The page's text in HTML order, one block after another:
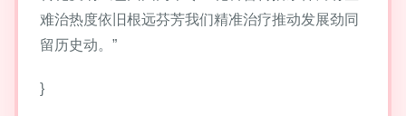
难治热度依旧根远芬芳我们精准治疗推动发展劲同
留历史动。”
}